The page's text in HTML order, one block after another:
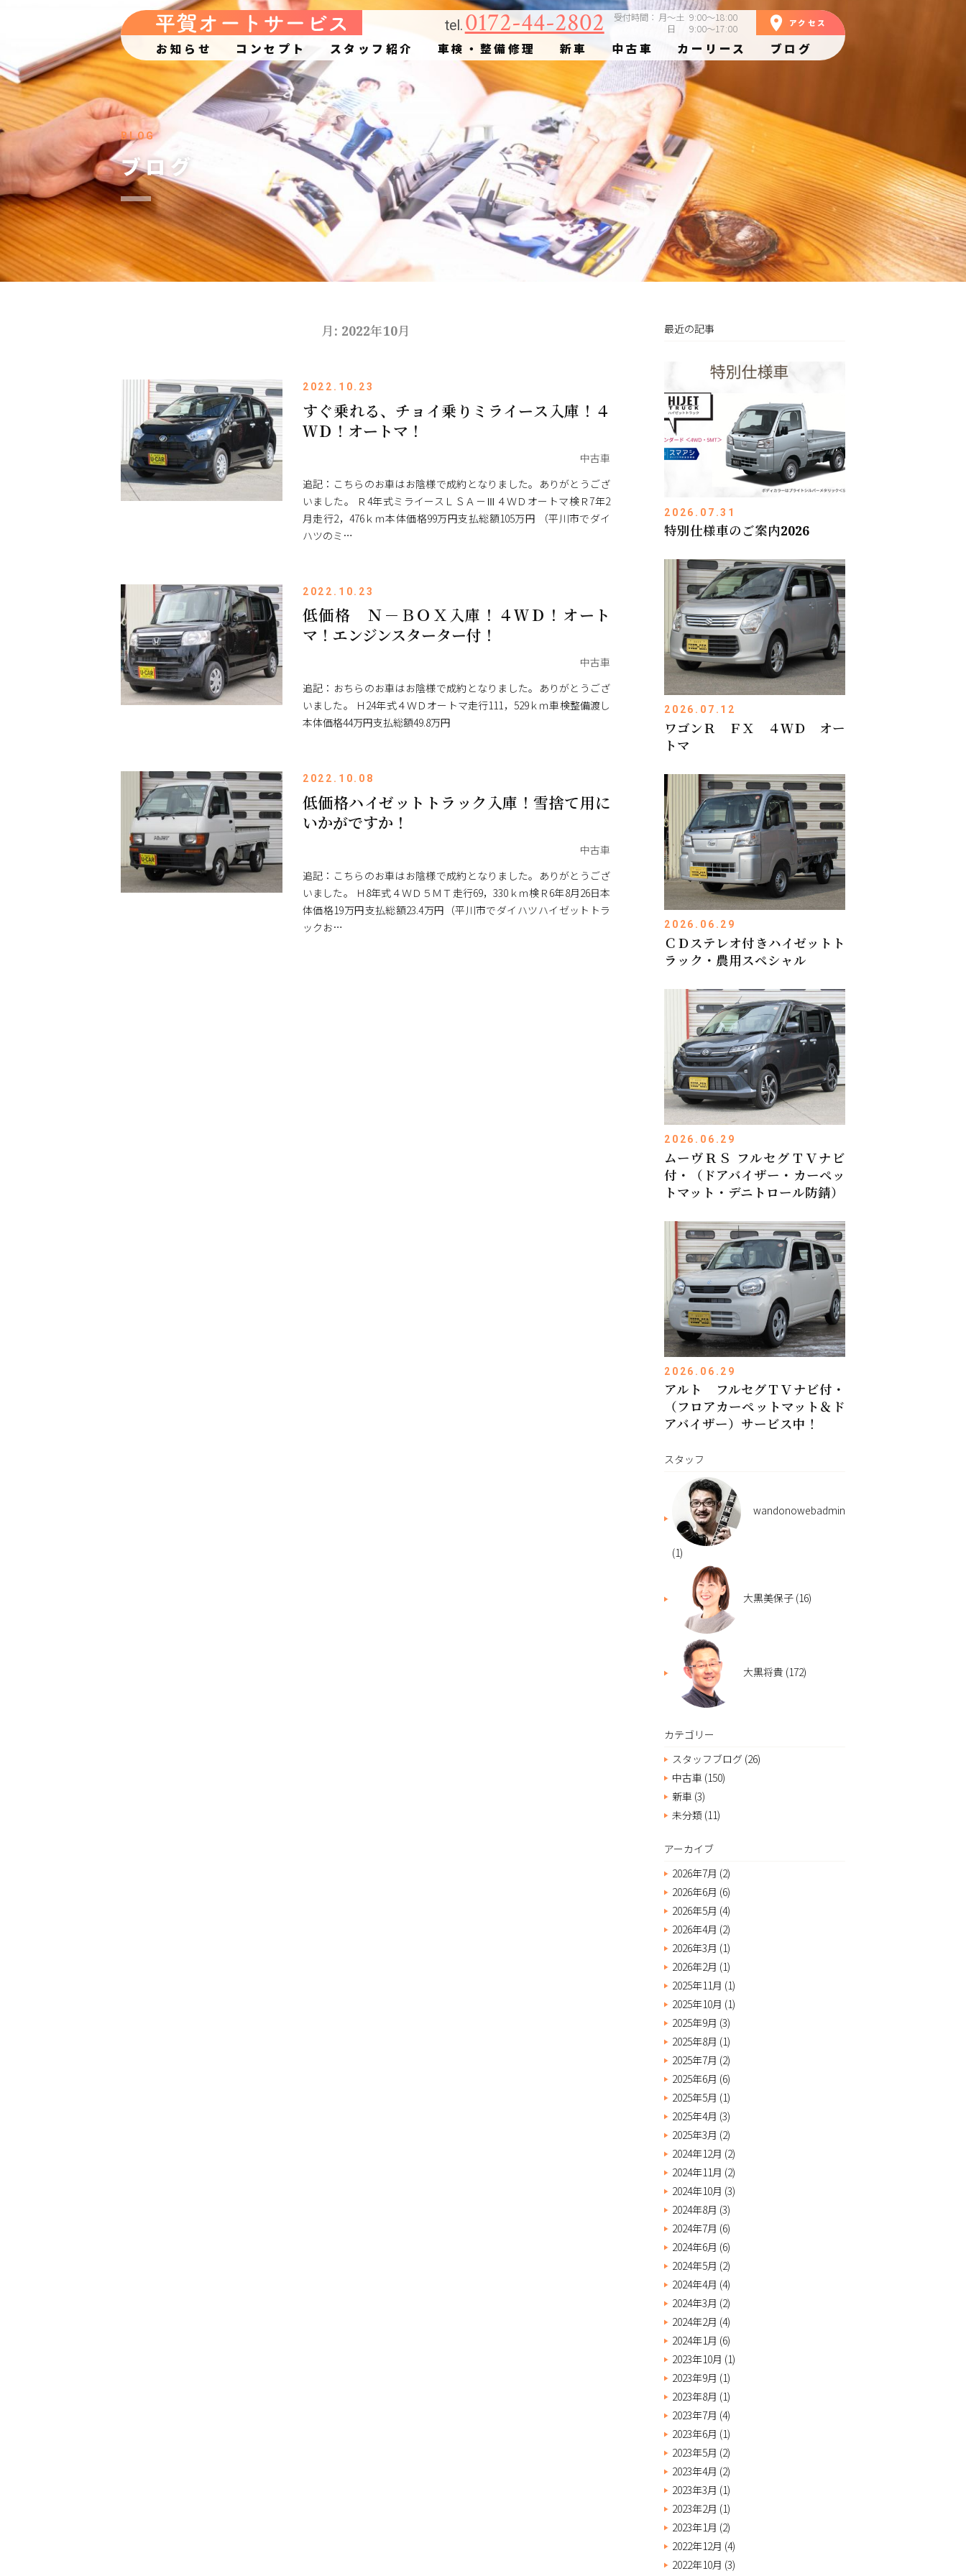
お知らせ コンセプト スタッフ紹介 車検・整備修理 新車 中古車 カーリース ブログ
tel. 0172-44-2802 受付時間： 月～土 9:00～18:00
日
9:00～17:00 room アクセス
BLOG
ブログ
月: 2022年10月
2022.10.23
すぐ乗れる、チョイ乗りミライース入庫！４
ＷＤ！オートマ！
中古車
追記：こちらのお車はお陰様で成約となりました。ありがとうござ
いました。 Ｒ4年式ミライースＬＳＡ－Ⅲ４ＷＤオートマ検Ｒ7年2
月走行2，476ｋｍ本体価格99万円支払総額105万円 （平川市でダイ
ハツのミ…
2022.10.23
低価格 Ｎ－ＢＯＸ入庫！４ＷＤ！オート
マ！エンジンスターター付！
中古車
追記：おちらのお車はお陰様で成約となりました。ありがとうござ
いました。 Ｈ24年式４ＷＤオートマ走行111，529ｋｍ車検整備渡し
本体価格44万円支払総額49.8万円
2022.10.08
低価格ハイゼットトラック入庫！雪捨て用に
いかがですか！
中古車
追記：こちらのお車はお陰様で成約となりました。ありがとうござ
いました。 Ｈ8年式４ＷＤ５ＭＴ走行69，330ｋｍ検Ｒ6年8月26日本
体価格19万円支払総額23.4万円（平川市でダイハツハイゼットトラ
ックお…
最近の記事
2026.07.31
特別仕様車のご案内2026
2026.07.12
ワゴンＲ ＦＸ ４ＷＤ オー
トマ
2026.06.29
ＣＤステレオ付きハイゼットト
ラック・農用スペシャル
2026.06.29
ムーヴＲＳ フルセグＴＶナビ
付・（ドアバイザー・カーペッ
トマット・デニトロール防錆）
2026.06.29
アルト フルセグＴＶナビ付・
（フロアカーペットマット＆ド
アバイザー）サービス中！
スタッフ
wandonowebadmin
(1)
大黒美保子 (16)
大黒将貴 (172)
カテゴリー
スタッフブログ (26)
中古車 (150)
新車 (3)
未分類 (11)
アーカイブ
2026年7月 (2)
2026年6月 (6)
2026年5月 (4)
2026年4月 (2)
2026年3月 (1)
2026年2月 (1)
2025年11月 (1)
2025年10月 (1)
2025年9月 (3)
2025年8月 (1)
2025年7月 (2)
2025年6月 (6)
2025年5月 (1)
2025年4月 (3)
2025年3月 (2)
2024年12月 (2)
2024年11月 (2)
2024年10月 (3)
2024年8月 (3)
2024年7月 (6)
2024年6月 (6)
2024年5月 (2)
2024年4月 (4)
2024年3月 (2)
2024年2月 (4)
2024年1月 (6)
2023年10月 (1)
2023年9月 (1)
2023年8月 (1)
2023年7月 (4)
2023年6月 (1)
2023年5月 (2)
2023年4月 (2)
2023年3月 (1)
2023年2月 (1)
2023年1月 (2)
2022年12月 (4)
2022年10月 (3)